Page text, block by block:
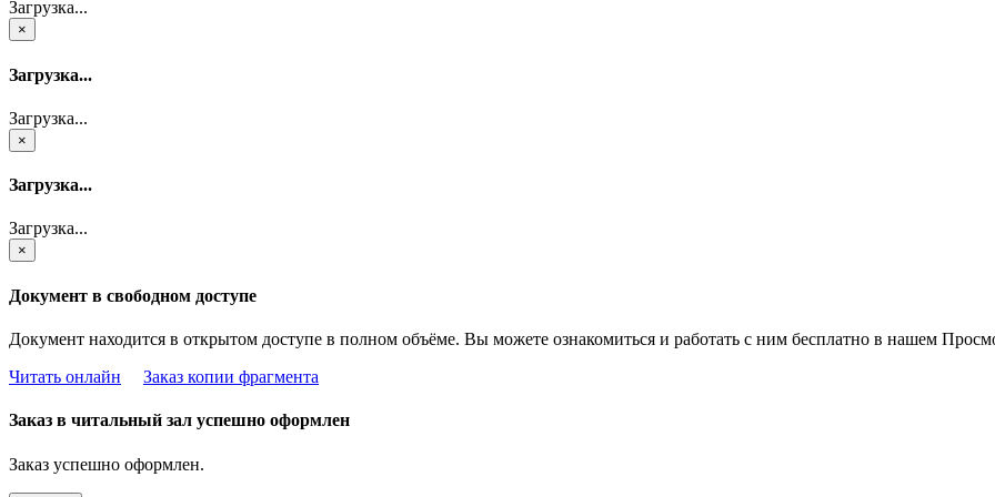
Загрузка...
×
Загрузка...
Загрузка...
×
Загрузка...
Загрузка...
×
Документ в свободном доступе
Документ находится в открытом доступе в полном объёме. Вы можете ознакомиться и работать с ним бесплатно в нашем
Читать онлайн
Заказ копии фрагмента
Заказ в читальный зал успешно оформлен
Заказ успешно оформлен.